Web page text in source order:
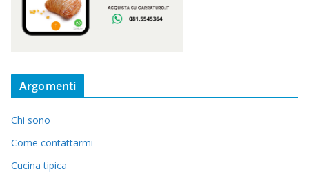
Argomenti
Chi sono
Come contattarmi
Cucina tipica